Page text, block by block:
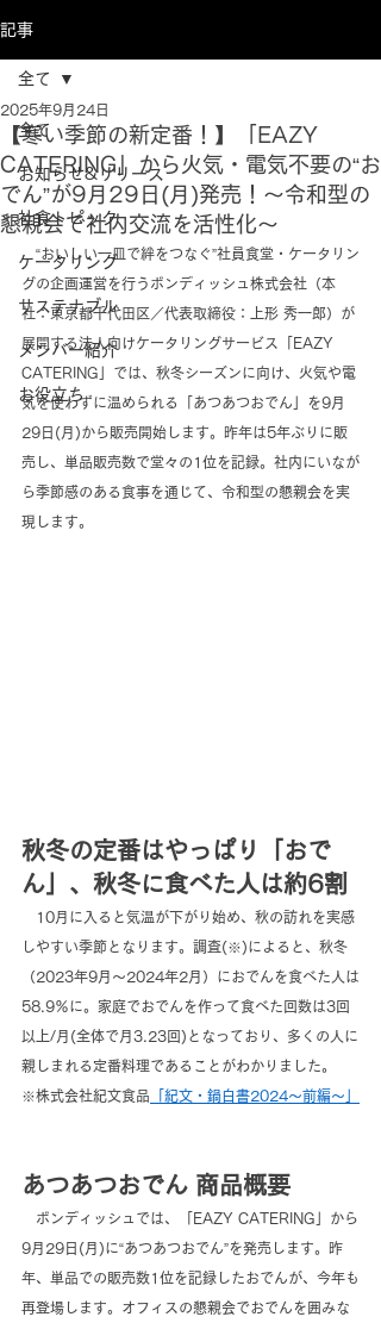
記事
全て
お知らせ&リリース
社食トピック
ケータリング
サステナブル
メンバー紹介
お役立ち
全て
【寒い季節の新定番！】「EAZY
CATERING」から火気・電気不要の“お
でん”が9月29日(月)発売！～令和型の
懇親会で社内交流を活性化～
2025年9月24日
“おいしい一皿で絆をつなぐ”社員食堂・ケータリン
グの企画運営を行うボンディッシュ株式会社（本
社：東京都千代田区／代表取締役：上形 秀一郎）が
展開する法人向けケータリングサービス「EAZY
CATERING」では、秋冬シーズンに向け、火気や電
気を使わずに温められる「あつあつおでん」を9月
29日(月)から販売開始します。昨年は5年ぶりに販
売し、単品販売数で堂々の1位を記録。社内にいなが
ら季節感のある食事を通じて、令和型の懇親会を実
現します。
秋冬の定番はやっぱり「おで
ん」、秋冬に食べた人は約6割
10月に入ると気温が下がり始め、秋の訪れを実感
しやすい季節となります。調査(※)によると、秋冬
（2023年9月～2024年2月）におでんを食べた人は
58.9％に。家庭でおでんを作って食べた回数は3回
以上/月(全体で月3.23回)となっており、多くの人に
親しまれる定番料理であることがわかりました。
※株式会社紀文食品 「紀文・鍋白書2024～前編～」
あつあつおでん 商品概要
ボンディッシュでは、「EAZY CATERING」から
9月29日(月)に“あつあつおでん”を発売します。昨
年、単品での販売数1位を記録したおでんが、今年も
再登場します。オフィスの懇親会でおでんを囲みな